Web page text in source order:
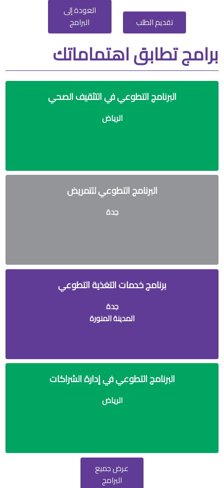
تقديم الطلب
العودة إلى
البرامج
برامج تطابق اهتماماتك
البرنامج التطوعي في التثقيف الصحي
الرياض
البرنامج التطوعي للتمريض
جدة
برنامج خدمات التغذية التطوعي
جدة
المدينة المنورة
البرنامج التطوعي في إدارة الشراكات
الرياض
عرض جميع
البرامج